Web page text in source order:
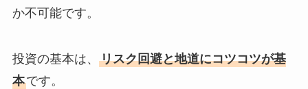
か不可能です。
投資の基本は、 リスク回避と地道にコツコツが基
本です。